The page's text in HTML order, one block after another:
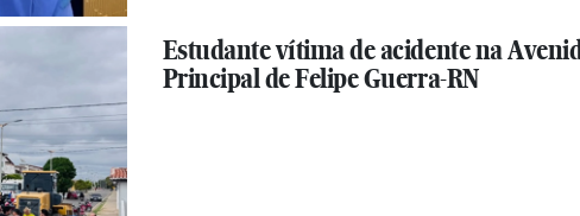
Estudante vítima de acidente na
Principal de Felipe Guerra-RN